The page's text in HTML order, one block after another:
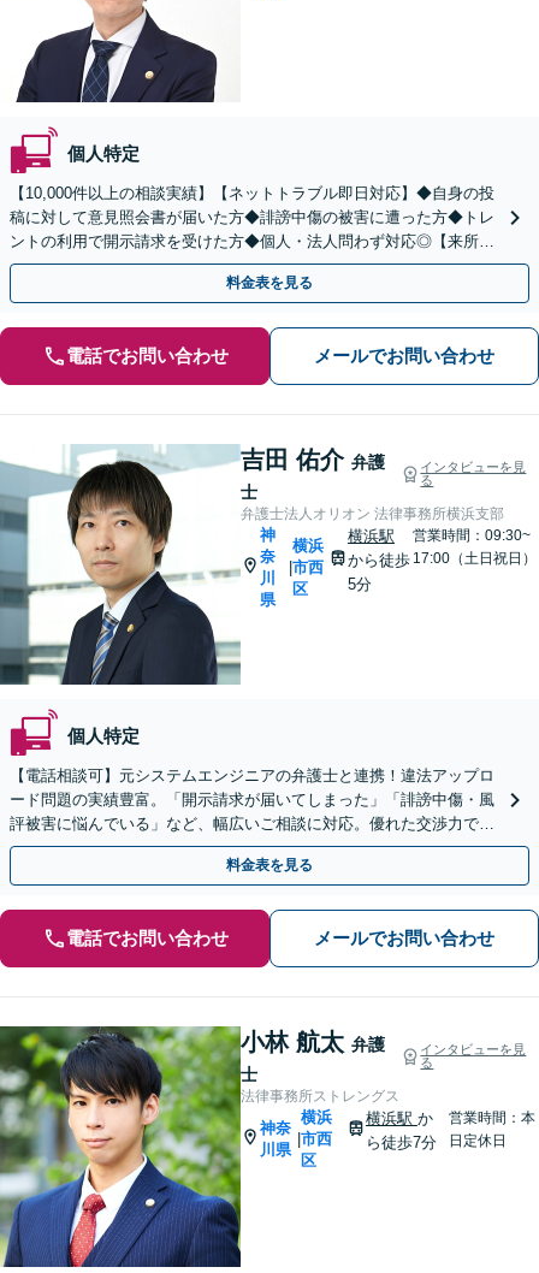
個人特定
【10,000件以上の相談実績】【ネットトラブル即日対応】◆自身の投
稿に対して意見照会書が届いた方◆誹謗中傷の被害に遭った方◆トレ
ントの利用で開示請求を受けた方◆個人・法人問わず対応◎【来所不
要／LINE相談可】
料金表を見る
電話でお問い合わせ メールでお問い合わせ
吉田 佑介 弁護
士
インタビューを見
る
弁護士法人オリオン 法律事務所横浜支部
神
奈
川
県
横浜
市西
区
横浜駅
から徒歩
5分
営業時間：09:30~
17:00（土日祝日）
個人特定
【電話相談可】元システムエンジニアの弁護士と連携！違法アップロ
ード問題の実績豊富。「開示請求が届いてしまった」「誹謗中傷・風
評被害に悩んでいる」など、幅広いご相談に対応。優れた交渉力で最
短の解決を目指します【横浜駅8分】【夜間・休日対応】
料金表を見る
電話でお問い合わせ メールでお問い合わせ
小林 航太 弁護
士
インタビューを見
る
法律事務所ストレングス
神奈
川県
横浜
市西
区
横浜駅 か
ら徒歩7分
営業時間：本
日定休日